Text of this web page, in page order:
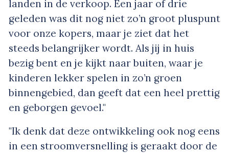
landen in de verkoop. Een jaar of drie
geleden was dit nog niet zo’n groot pluspunt
voor onze kopers, maar je ziet dat het
steeds belangrijker wordt. Als jij in huis
bezig bent en je kijkt naar buiten, waar je
kinderen lekker spelen in zo’n groen
binnengebied, dan geeft dat een heel prettig
en geborgen gevoel."
"Ik denk dat deze ontwikkeling ook nog eens
in een stroomversnelling is geraakt door de